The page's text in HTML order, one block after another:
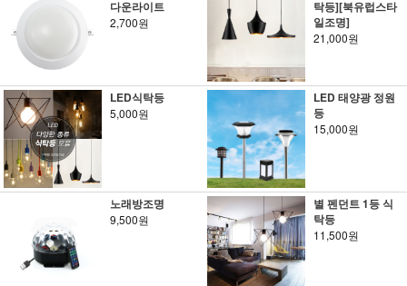
다운라이트
2,700원
탁등][북유럽스타
일조명]
21,000원
LED식탁등
5,000원
LED 태양광 정원
등
15,000원
노래방조명
9,500원
별 펜던트 1등 식
탁등
11,500원